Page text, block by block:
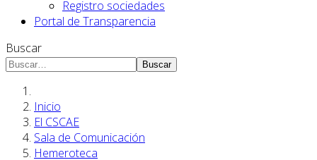
Registro sociedades
Portal de Transparencia
Buscar
Buscar
Inicio
El CSCAE
Sala de Comunicación
Hemeroteca